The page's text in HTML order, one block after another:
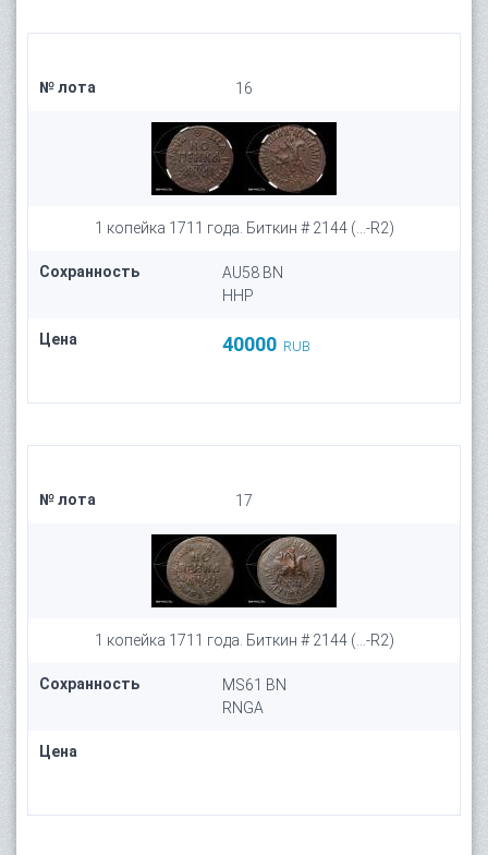
№ лота 16
1 копейка 1711 года. Биткин # 2144 (...-R2)
Сохранность
AU58 BN
HHP
Цена 40000 RUB
№ лота 17
1 копейка 1711 года. Биткин # 2144 (...-R2)
Сохранность
MS61 BN
RNGA
Цена